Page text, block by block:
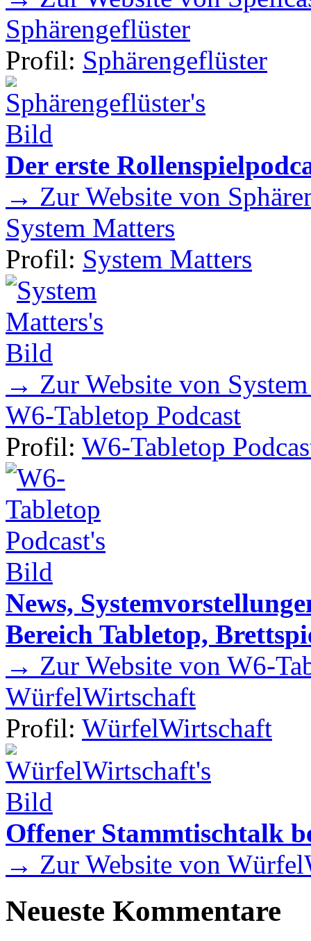
Sphärengeflüster
Profil: Sphärengeflüster
Der erste
→ Zur Website von
System Matters
Profil: System Matters
→ Zur Website von
W6-Tabletop Podcast
Profil: W6-Tabletop
News,
Bereich Tabletop,
→ Zur Website von W6-
WürfelWirtschaft
Profil: WürfelWirtschaft
Offener Stammtischtalk
→ Zur Website von
Neueste Kommentare